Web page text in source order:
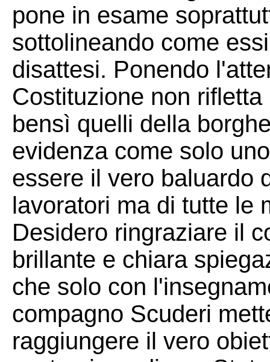
pone in esame
sottolineando come
disattesi. Ponendo
Costituzione non
bensì quelli della
evidenza come solo
essere il vero baluardo
lavoratori ma di tutte le
Desidero ringraziare il
brillante e chiara
che solo con
compagno Scuderi
raggiungere il vero